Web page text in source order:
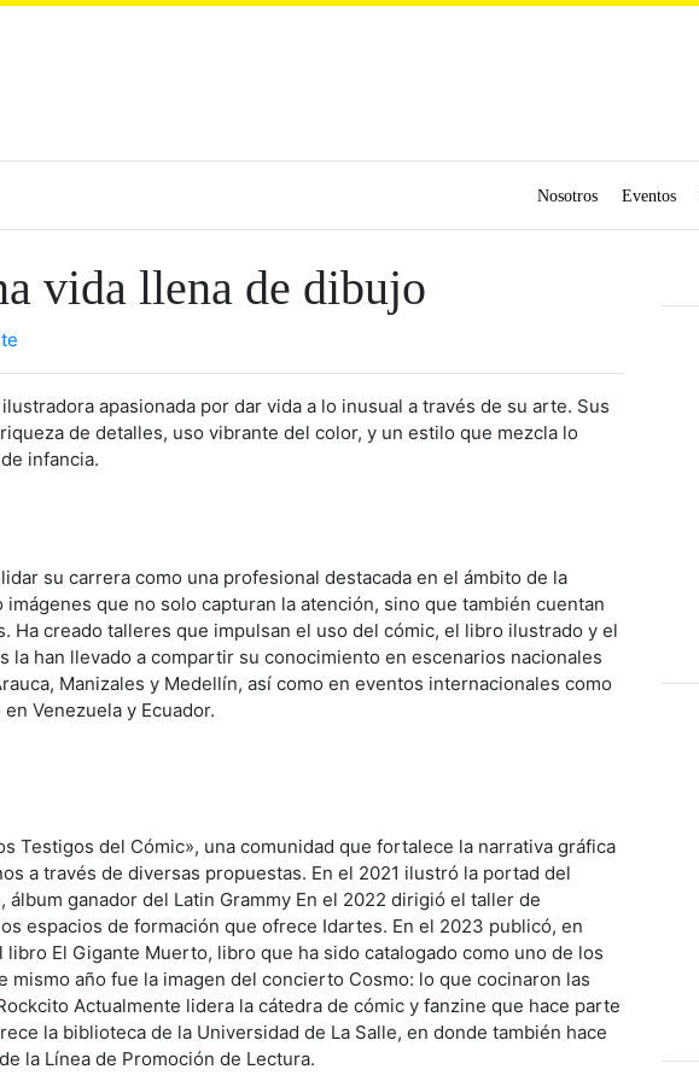
Nosotros Eventos
vida llena de dibujo
apasionada por dar vida a lo inusual a través de su arte. Sus
de detalles, uso vibrante del color, y un estilo que mezcla lo
infancia.
su carrera como una profesional destacada en el ámbito de la
que no solo capturan la atención, sino que también cuentan
Ha creado talleres que impulsan el uso del cómic, el libro ilustrado y el
la han llevado a compartir su conocimiento en escenarios nacionales
Manizales y Medellín, así como en eventos internacionales como
Venezuela y Ecuador.
Testigos del Cómic», una comunidad que fortalece la narrativa gráfica
a través de diversas propuestas. En el 2021 ilustró la portad del
álbum ganador del Latin Grammy En el 2022 dirigió el taller de
espacios de formación que ofrece Idartes. En el 2023 publicó, en
libro El Gigante Muerto, libro que ha sido catalogado como uno de los
mismo año fue la imagen del concierto Cosmo: lo que cocinaron las
Actualmente lidera la cátedra de cómic y fanzine que hace parte
la biblioteca de la Universidad de La Salle, en donde también hace
la Línea de Promoción de Lectura.